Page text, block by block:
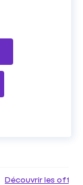
Découvrir les